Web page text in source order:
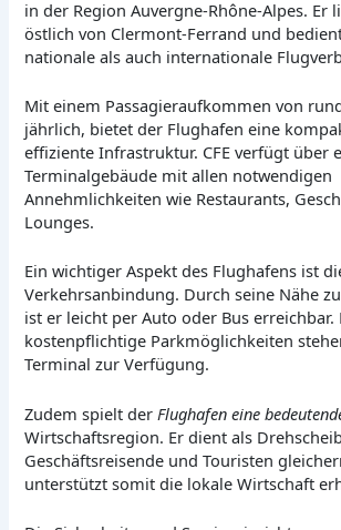
in der Region Auvergne-Rhône-Alpes. Er
östlich von Clermont-Ferrand und
nationale als auch internationale
Mit einem Passagieraufkommen von
jährlich, bietet der Flughafen eine
effiziente Infrastruktur. CFE verfügt über
Terminalgebäude mit allen notwendigen
Annehmlichkeiten wie Restaurants,
Lounges.
Ein wichtiger Aspekt des Flughafens ist
Verkehrsanbindung. Durch seine Nähe
ist er leicht per Auto oder Bus erreichbar.
kostenpflichtige Parkmöglichkeiten
Terminal zur Verfügung.
Zudem spielt der Flughafen eine
Wirtschaftsregion. Er dient als
Geschäftsreisende und Touristen
unterstützt somit die lokale Wirtschaft